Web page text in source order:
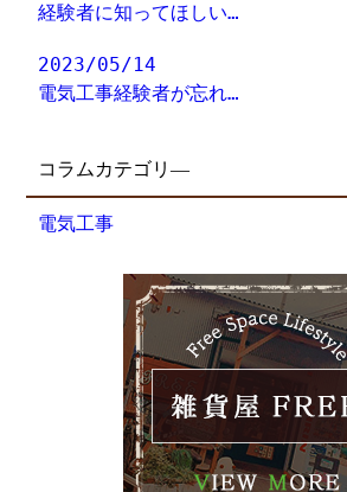
経験者に知ってほしい…
2023/05/14
電気工事経験者が忘れ…
コラムカテゴリ―
電気工事